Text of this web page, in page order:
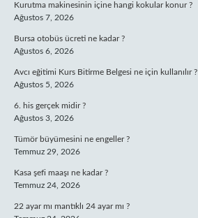
Kurutma makinesinin içine hangi kokular konur ?
Ağustos 7, 2026
Bursa otobüs ücreti ne kadar ?
Ağustos 6, 2026
Avcı eğitimi Kurs Bitirme Belgesi ne için kullanılır ?
Ağustos 5, 2026
6. his gerçek midir ?
Ağustos 3, 2026
Tümör büyümesini ne engeller ?
Temmuz 29, 2026
Kasa şefi maaşı ne kadar ?
Temmuz 24, 2026
22 ayar mı mantıklı 24 ayar mı ?